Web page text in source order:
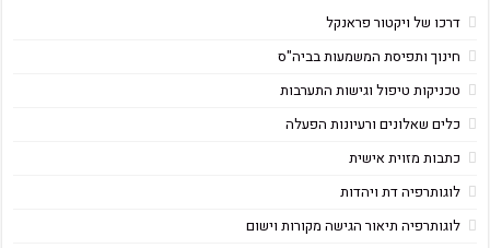
דרכו של ויקטור פראנקל
חינוך ותפיסת המשמעות בביה"ס
טכניקות טיפול וגישות התערבות
כלים שאלונים ורעיונות הפעלה
כתבות מזוית אישית
לוגותרפיה דת ויהדות
לוגותרפיה תיאור הגישה מקורות וישום